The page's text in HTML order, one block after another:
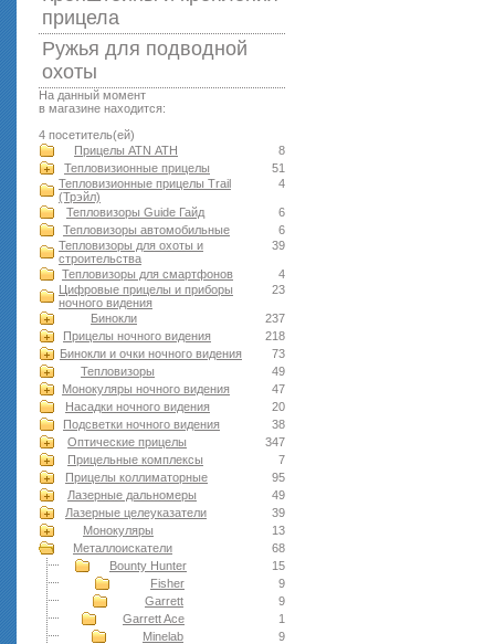
прицела
Ружья для подводной
оxоты
На данный момент
в магазине находится:
4 посетитель(ей)
8
Прицелы ATN АТН
51
Тепловизионные прицелы
4
Тепловизионные прицелы Trail
(Трэйл)
6
Тепловизоры Guide Гайд
6
Тепловизоры автомобильные
39
Тепловизоры для охоты и
строительства
4
Тепловизоры для смартфонов
23
Цифровые прицелы и приборы
ночного видения
237
Бинокли
218
Прицелы ночного видения
73
Бинокли и очки ночного видения
49
Тепловизоры
47
Монокуляры ночного видения
20
Насадки ночного видения
38
Подсветки ночного видения
347
Оптические прицелы
7
Прицельные комплексы
95
Прицелы коллиматорные
49
Лазерные дальномеры
39
Лазерные целеуказатели
13
Монокуляры
68
Металлоискатели
15
Bounty Hunter
9
Fisher
9
Garrett
1
Garrett Ace
9
Minelab